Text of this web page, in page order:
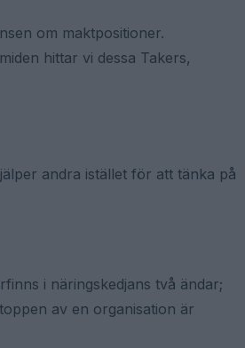
om maktpositioner.
hittar vi dessa Takers,
andra istället för att tänka på
i näringskedjans två ändar;
av en organisation är